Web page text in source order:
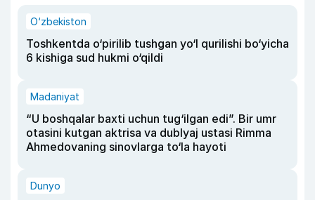
O‘zbekiston
Toshkentda o‘pirilib tushgan yo‘l qurilishi bo‘yicha
6 kishiga sud hukmi o‘qildi
Madaniyat
“U boshqalar baxti uchun tug‘ilgan edi”. Bir umr
otasini kutgan aktrisa va dublyaj ustasi Rimma
Ahmedovaning sinovlarga to‘la hayoti
Dunyo